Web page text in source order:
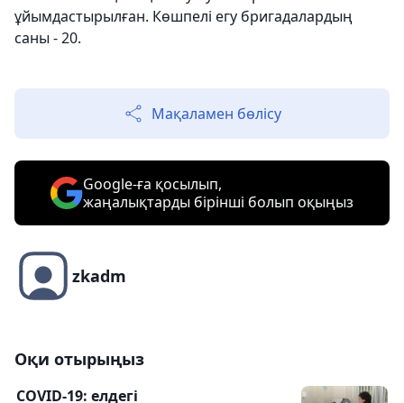
ұйымдастырылған. Көшпелі егу бригадалардың
саны - 20.
Мақаламен бөлісу
Google-ға қосылып,
жаңалықтарды бірінші болып оқыңыз
zkadm
Оқи отырыңыз
COVID-19: елдегі